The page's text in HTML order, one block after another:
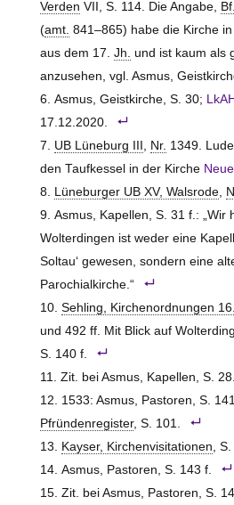
Verden VII, S. 114. Die Angabe, Bf.
(amt. 841–865) habe die Kirche
aus dem 17. Jh. und ist kaum als
anzusehen, vgl. Asmus,
Asmus, Geistkirche, S. 30;
17.12.2020.
UB Lüneburg III , Nr. 1349.
den Taufkessel in der Kirche
Lüneburger UB XV, Walsrode,
Asmus, Kapellen, S. 31 f.: „Wir
Wolterdingen ist weder eine
Soltau‘ gewesen, sondern eine
Parochialkirche.“
Sehling, Kirchenordnungen
und 492 ff. Mit Blick auf
S. 140 f.
Zit. bei Asmus, Kapellen, S. 28.
1533: Asmus, Pastoren, S.
Pfründenregister, S. 101.
Kayser, Kirchenvisitationen,
Asmus, Pastoren, S. 143 f.
Zit. bei Asmus, Pastoren, S.